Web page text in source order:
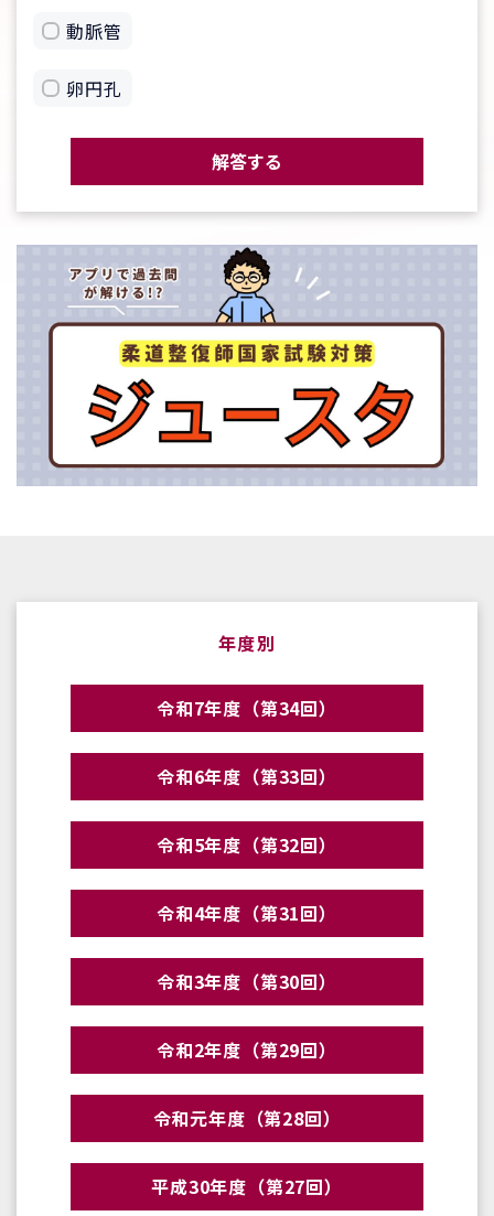
動脈管
卵円孔
解答する
年度別
令和7年度（第34回）
令和6年度（第33回）
令和5年度（第32回）
令和4年度（第31回）
令和3年度（第30回）
令和2年度（第29回）
令和元年度（第28回）
平成30年度（第27回）